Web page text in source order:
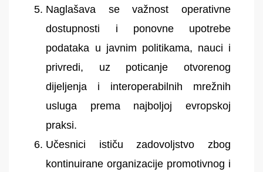
Naglašava se važnost operativne
dostupnosti i ponovne upotrebe
podataka u javnim politikama, nauci i
privredi, uz poticanje otvorenog
dijeljenja i interoperabilnih mrežnih
usluga prema najboljoj evropskoj
praksi.
Učesnici ističu zadovoljstvo zbog
kontinuirane organizacije promotivnog i